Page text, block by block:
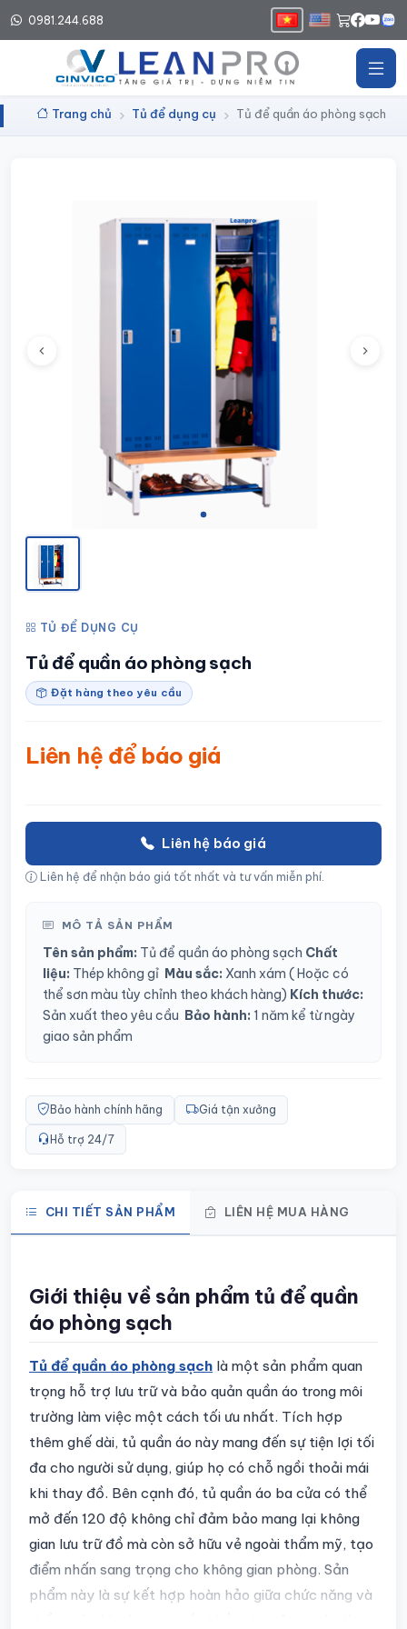
0981.244.688
Trang chủ Tủ để dụng cụ Tủ để quần áo phòng sạch
TỦ ĐỂ DỤNG CỤ
Tủ để quần áo phòng sạch
Đặt hàng theo yêu cầu
Liên hệ để báo giá
Liên hệ báo giá
Liên hệ để nhận báo giá tốt nhất và tư vấn miễn phí.
MÔ TẢ SẢN PHẨM
Tên sản phẩm: Tủ để quần áo phòng sạch Chất
liệu: Thép không gỉ Màu sắc: Xanh xám ( Hoặc có
thể sơn màu tùy chỉnh theo khách hàng) Kích thước:
Sản xuất theo yêu cầu Bảo hành: 1 năm kể từ ngày
giao sản phẩm
Bảo hành chính hãng Giá tận xưởng
Hỗ trợ 24/7
CHI TIẾT SẢN PHẨM LIÊN HỆ MUA HÀNG
Giới thiệu về sản phẩm tủ để quần
áo phòng sạch
Tủ để quần áo phòng sạch là một sản phẩm quan
trọng hỗ trợ lưu trữ và bảo quản quần áo trong môi
trường làm việc một cách tối ưu nhất. Tích hợp
thêm ghế dài, tủ quần áo này mang đến sự tiện lợi tối
đa cho người sử dụng, giúp họ có chỗ ngồi thoải mái
khi thay đồ. Bên cạnh đó, tủ quần áo ba cửa có thể
mở đến 120 độ không chỉ đảm bảo mang lại không
gian lưu trữ đồ mà còn sở hữu vẻ ngoài thẩm mỹ, tạo
điểm nhấn sang trọng cho không gian phòng. Sản
phẩm này là sự kết hợp hoàn hảo giữa chức năng và